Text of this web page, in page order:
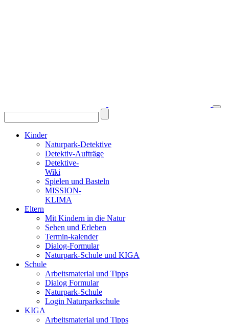
Kinder
Naturpark-Detektive
Detektiv-Aufträge
Detektive-
Wiki
Spielen und Basteln
MISSION-
KLIMA
Eltern
Mit Kindern in die Natur
Sehen und Erleben
Termin-kalender
Dialog-Formular
Naturpark-Schule und KIGA
Schule
Arbeitsmaterial und Tipps
Dialog Formular
Naturpark-Schule
Login Naturparkschule
KIGA
Arbeitsmaterial und Tipps